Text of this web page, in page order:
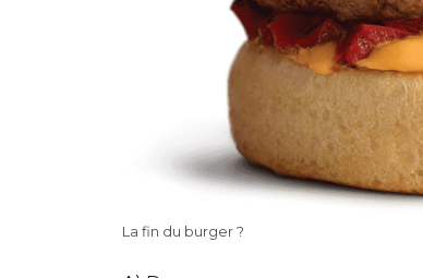
La fin du burger ?